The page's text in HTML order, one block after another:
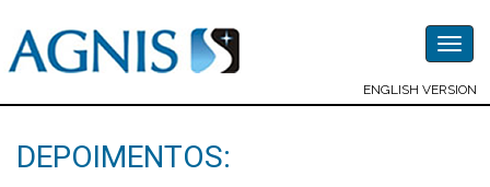
ENGLISH VERSION
DEPOIMENTOS: